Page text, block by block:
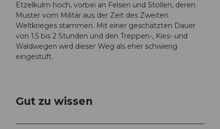
Etzelkulm hoch, vorbei an Felsen und Stollen, deren
Muster vom Militär aus der Zeit des Zweiten
Weltkrieges stammen. Mit einer geschätzten Dauer
von 1.5 bis 2 Stunden und den Treppen-, Kies- und
Waldwegen wird dieser Weg als eher schwierig
eingestuft.
Gut zu wissen